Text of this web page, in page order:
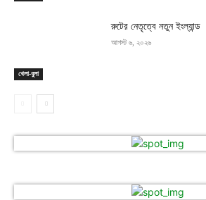
খেলা-ধুলা
রুটের নেতৃত্বে নতুন ইংল্যান্ড
আগস্ট ৬, ২০২৬